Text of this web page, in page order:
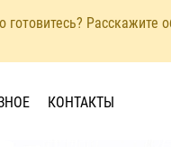
Расскажите
КОНТАКТЫ